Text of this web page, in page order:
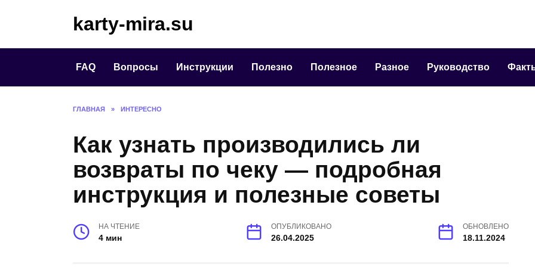
karty-mira.su
FAQ Вопросы Инструкции Полезно Полезное Разное Руководство
ГЛАВНАЯ » ИНТЕРЕСНО
Как узнать производились ли
возвраты по чеку — подробная
инструкция и полезные советы
НА ЧТЕНИЕ
4 мин
ОПУБЛИКОВАНО
26.04.2025
ОБНОВЛЕНО
18.11.2024